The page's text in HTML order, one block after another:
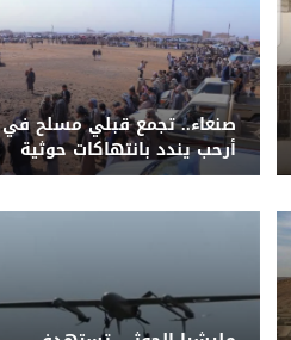
صنعاء.. تجمع قبلي مسلح في
أرحب يندد بانتهاكات حوثية
ويطالب بإقالة قيادة الأمن